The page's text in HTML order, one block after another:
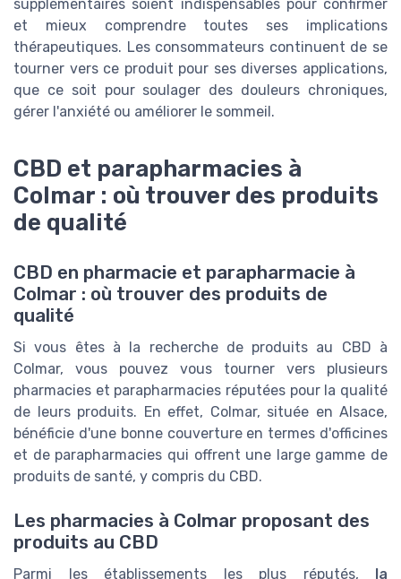
supplémentaires soient indispensables pour confirmer
et mieux comprendre toutes ses implications
thérapeutiques. Les consommateurs continuent de se
tourner vers ce produit pour ses diverses applications,
que ce soit pour soulager des douleurs chroniques,
gérer l'anxiété ou améliorer le sommeil.
CBD et parapharmacies à
Colmar : où trouver des produits
de qualité
CBD en pharmacie et parapharmacie à
Colmar : où trouver des produits de
qualité
Si vous êtes à la recherche de produits au CBD à
Colmar, vous pouvez vous tourner vers plusieurs
pharmacies et parapharmacies réputées pour la qualité
de leurs produits. En effet, Colmar, située en Alsace,
bénéficie d'une bonne couverture en termes d'officines
et de parapharmacies qui offrent une large gamme de
produits de santé, y compris du CBD.
Les pharmacies à Colmar proposant des
produits au CBD
Parmi les établissements les plus réputés, la